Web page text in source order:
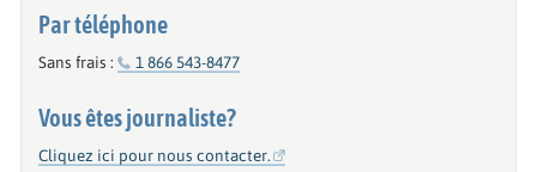
Par téléphone
Sans frais : 1 866 543-8477
Vous êtes journaliste?
Cliquez ici pour nous contacter.